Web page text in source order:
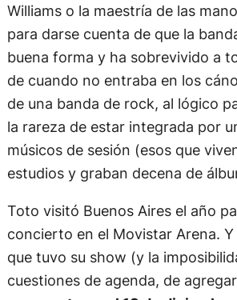
Williams o la maestría de las
para darse cuenta de que la
buena forma y ha sobrevivido a
de cuando no entraba en los
de una banda de rock, al lógico
la rareza de estar integrada por
músicos de sesión (esos que
estudios y graban decena de
Toto visitó Buenos Aires el año
concierto en el Movistar Arena.
que tuvo su show (y la
cuestiones de agenda, de